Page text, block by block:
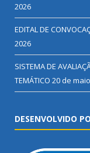
2026
EDITAL DE
2026
SISTEMA DE
TEMÁTICO 20 de
DESENVOLVIDO